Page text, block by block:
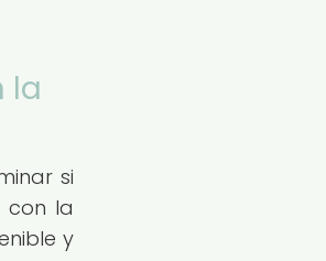
la
si
con la
y